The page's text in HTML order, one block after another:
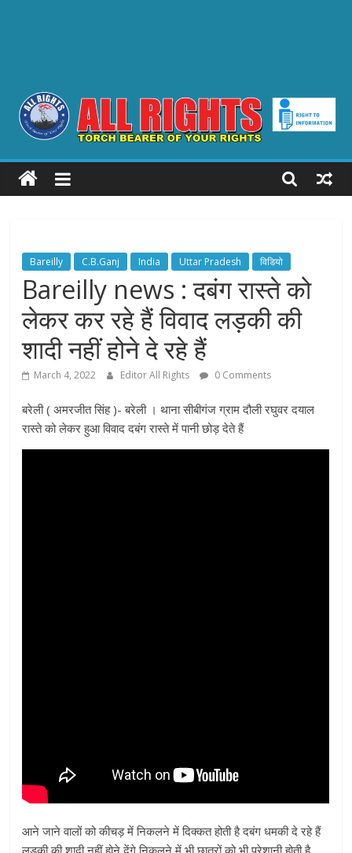
ALL
RIGHTS
Bearer
your
Rights
Bareilly C.B.Ganj India Uttar Pradesh विडियो
Bareilly news : दबंग रास्ते को
लेकर कर रहे हैं विवाद लड़की की
शादी नहीं होने दे रहे हैं
March 4, 2022 Editor All Rights 0 Comments
बरेली ( अमरजीत सिंह )- बरेली । थाना सीबीगंज ग्राम दौली रघुवर दयाल
रास्ते को लेकर हुआ विवाद दबंग रास्ते में पानी छोड़ देते हैं
आने जाने वालों को कीचड़ में निकलने में दिक्कत होती है दबंग धमकी दे रहे हैं
लड़की की शादी नहीं होने देंगे निकलने में भी छात्रों को भी परेशानी होती है